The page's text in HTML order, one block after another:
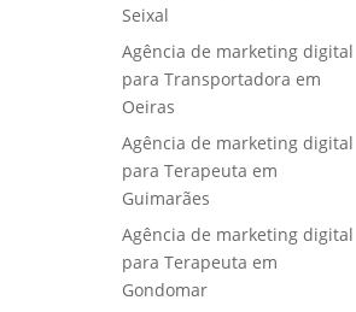
Seixal
Agência de marketing digital
para Transportadora em
Oeiras
Agência de marketing digital
para Terapeuta em
Guimarães
Agência de marketing digital
para Terapeuta em
Gondomar